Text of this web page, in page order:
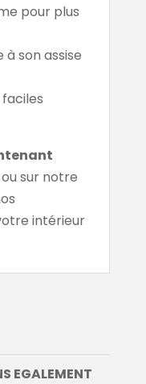
pour plus
son assise
sur notre
intérieur
EGALEMENT